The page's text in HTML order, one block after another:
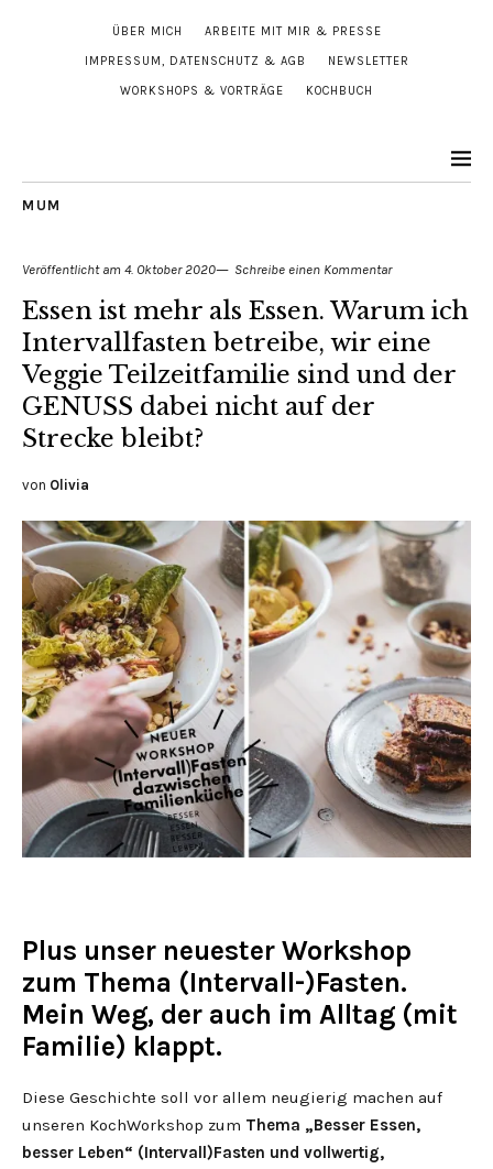
ÜBER MICH ARBEITE MIT MIR & PRESSE
IMPRESSUM, DATENSCHUTZ & AGB NEWSLETTER
WORKSHOPS & VORTRÄGE KOCHBUCH
MUM
Veröffentlicht am 4. Oktober 2020 Schreibe einen Kommentar
Essen ist mehr als Essen. Warum ich
Intervallfasten betreibe, wir eine
Veggie Teilzeitfamilie sind und der
GENUSS dabei nicht auf der
Strecke bleibt?
von Olivia
Plus unser neuester Workshop
zum Thema (Intervall-)Fasten.
Mein Weg, der auch im Alltag (mit
Familie) klappt.
Diese Geschichte soll vor allem neugierig machen auf
unseren KochWorkshop zum Thema „Besser Essen,
besser Leben“ (Intervall)Fasten und vollwertig,